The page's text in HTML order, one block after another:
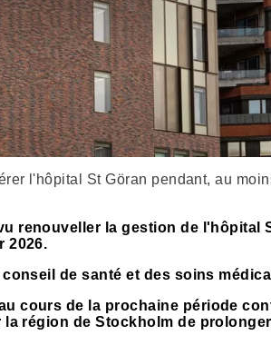
l'hôpital St Göran pendant, au
renouveller la gestion de l'hôpital
2026.
de santé et des soins
cours de la prochaine période
région de Stockholm de